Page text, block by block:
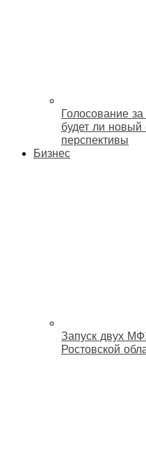
Голосование
будет ли
перспективы
Бизнес
Запуск двух
Ростовской